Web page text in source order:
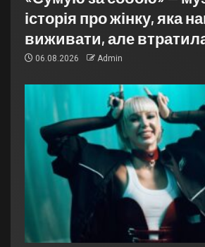
історія про жінку, яка
виживати, але
06.08.2026 Admin